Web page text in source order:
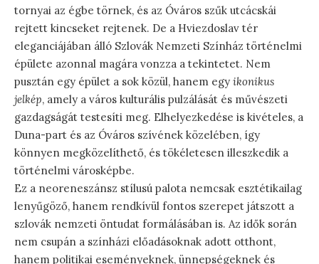
tornyai az égbe törnek, és az Óváros szűk utcácskái
rejtett kincseket rejtenek. De a Hviezdoslav tér
eleganciájában álló Szlovák Nemzeti Színház történelmi
épülete azonnal magára vonzza a tekintetet. Nem
pusztán egy épület a sok közül, hanem egy ikonikus
jelkép, amely a város kulturális pulzálását és művészeti
gazdagságát testesíti meg. Elhelyezkedése is kivételes, a
Duna-part és az Óváros szívének közelében, így
könnyen megközelíthető, és tökéletesen illeszkedik a
történelmi városképbe.
Ez a neoreneszánsz stílusú palota nemcsak esztétikailag
lenyűgöző, hanem rendkívül fontos szerepet játszott a
szlovák nemzeti öntudat formálásában is. Az idők során
nem csupán a színházi előadásoknak adott otthont,
hanem politikai eseményeknek, ünnepségeknek és